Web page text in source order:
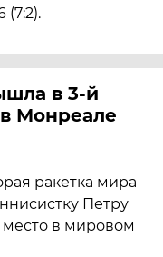
(7:2).
в 3-й
Монреале
ракетка мира
Петру
в мировом